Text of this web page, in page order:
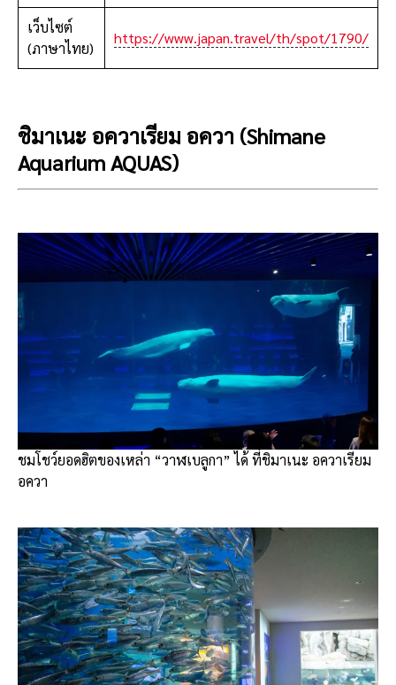
เว็บไซต์
(ภาษาไทย)
https://www.japan.travel/th/spot/1790/
ชิมาเนะ อควาเรียม อควา (Shimane
Aquarium AQUAS)
ชมโชว์ยอดฮิตของเหล่า “วาฬเบลูกา” ได้ ที่ชิมาเนะ อควาเรียม
อควา